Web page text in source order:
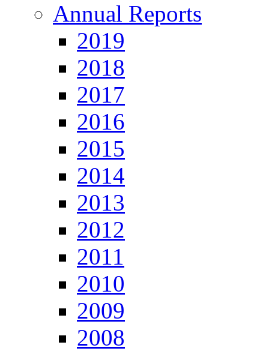
Annual Reports
2019
2018
2017
2016
2015
2014
2013
2012
2011
2010
2009
2008